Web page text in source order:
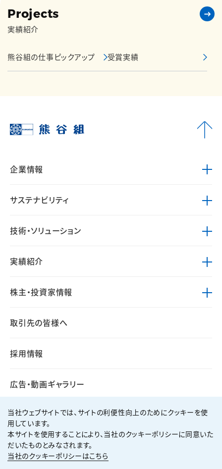
Projects
実績紹介
熊谷組の仕事ピックアップ 受賞実績
企業情報
サステナビリティ
技術・ソリューション
実績紹介
株主・投資家情報
取引先の皆様へ
採用情報
広告・動画ギャラリー
個人情報保護方針
サイト利用規約
サイトマップ
当社ウェブサイトでは、サイトの利便性向上のためにクッキーを使
用しています。
本サイトを使用することにより、当社のクッキーポリシーに同意いた
だいたものとみなされます。
当社のクッキーポリシーはこちら